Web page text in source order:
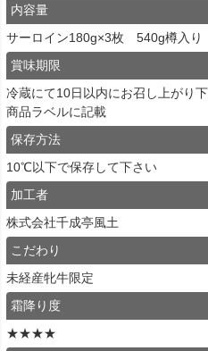
内容量
サーロイン180g×3枚 540g樽入り
賞味期限
冷蔵にて10日以内にお召し上がり下
商品ラベルに記載
保存方法
10℃以下で保存して下さい
加工者
株式会社千成亭風土
こだわり
未経産牝牛限定
霜降り度
★★★★